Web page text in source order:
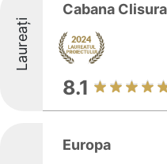
Laureați
Cabana
8.1
Europa